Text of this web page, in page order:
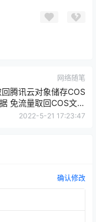
网络随笔
腾讯云对象储存COS
免流量取回COS文件
免费下载COS文件
2022-5-21 17:23:47
确认修改